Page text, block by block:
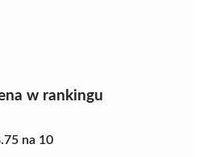
w rankingu
na 10